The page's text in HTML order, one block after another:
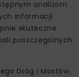
analizom
informacji
skuteczne
poszczególnych
Dróg i Mostów,